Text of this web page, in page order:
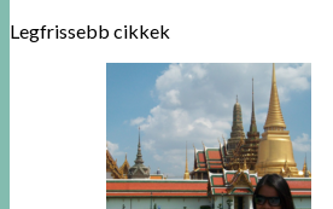
Legfrissebb cikkek